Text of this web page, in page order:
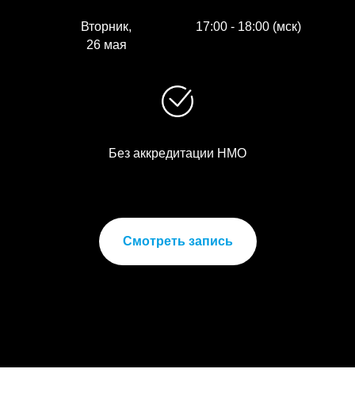
Вторник,
26 мая
17:00 - 18:00 (мск)
Без аккредитации НМО
Смотреть запись